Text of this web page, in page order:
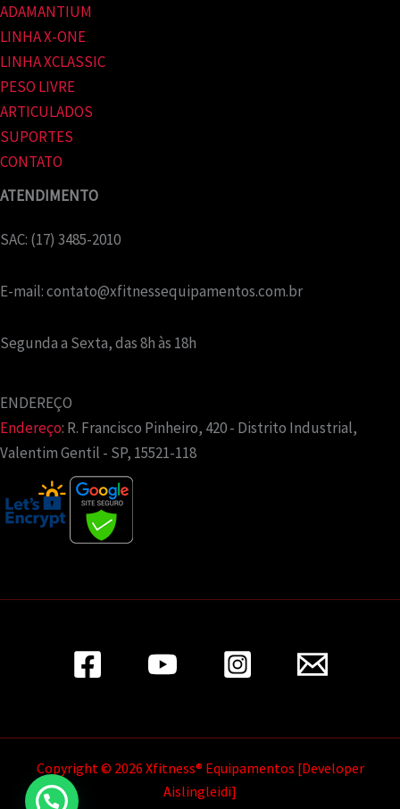
ADAMANTIUM
LINHA X-ONE
LINHA XCLASSIC
PESO LIVRE
ARTICULADOS
SUPORTES
CONTATO
ATENDIMENTO
SAC: (17) 3485-2010
E-mail:contato@xfitnessequipamentos.com.br
Segunda a Sexta, das 8h às 18h
ENDEREÇO
Endereço: R. Francisco Pinheiro, 420 - Distrito Industrial,
Valentim Gentil - SP, 15521-118
Copyright © 2026 Xfitness® Equipamentos [Developer
Aislingleidi]